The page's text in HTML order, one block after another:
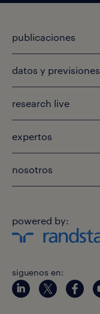
publicaciones
datos y previsiones
research live
expertos
nosotros
powered by:
siguenos en: